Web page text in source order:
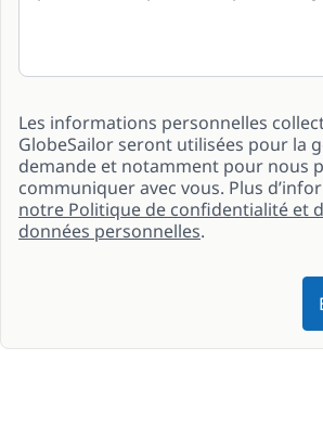
Les informations personnelles
GlobeSailor seront utilisées pour la
demande et notamment pour nous
communiquer avec vous. Plus
notre Politique de confidentialité et
données personnelles.